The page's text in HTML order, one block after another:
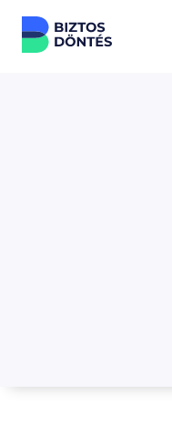
Ugrás a tartalomhoz